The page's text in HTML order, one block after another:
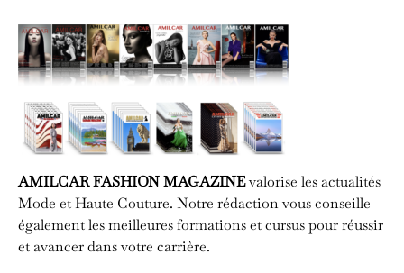
AMILCAR FASHION MAGAZINEvalorise les actualités
Mode et Haute Couture. Notre rédaction vous conseille
également les meilleures formations et cursus pour réussir
et avancer dans votre carrière.